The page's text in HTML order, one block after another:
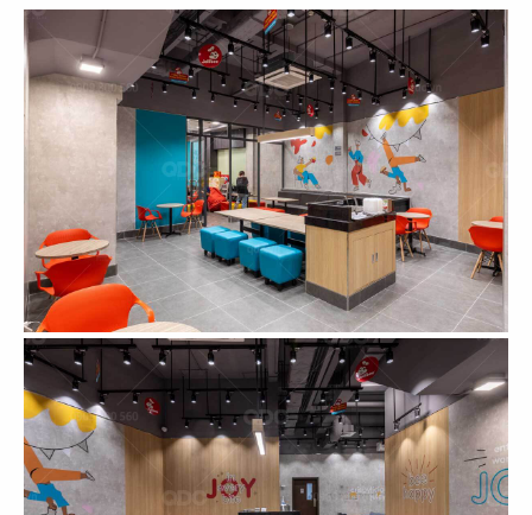
111
THAI MARKET
112
PAT KAO THAI 1
CN Mỹ Tho
113
PAT KAO THAI 2
CN Bến Tre
114
PAT KAO THAI 3
CN Mỹ Tho